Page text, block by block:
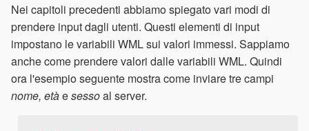
Nei capitoli precedenti abbiamo spiegato vari modi di
prendere input dagli utenti. Questi elementi di input
impostano le variabili WML sui valori immessi. Sappiamo
anche come prendere valori dalle variabili WML. Quindi
ora l'esempio seguente mostra come inviare tre campi
nome, etàesessoal server.